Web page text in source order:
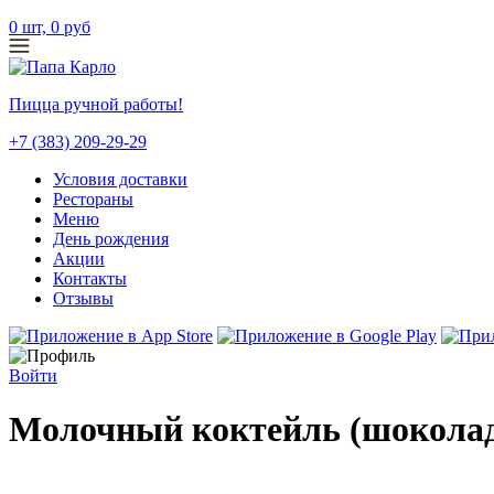
0 шт, 0 руб
Пицца ручной работы!
+7 (383) 209-29-29
Условия доставки
Рестораны
Меню
День рождения
Акции
Контакты
Отзывы
Войти
Молочный коктейль